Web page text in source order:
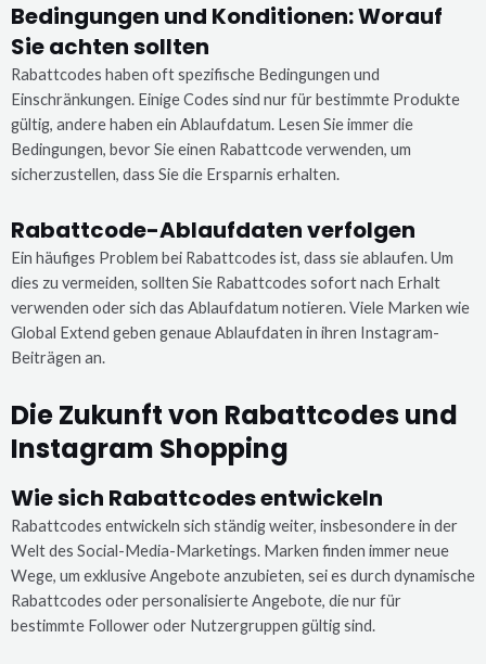
Bedingungen und Konditionen: Worauf
Sie achten sollten
Rabattcodes haben oft spezifische Bedingungen und
Einschränkungen. Einige Codes sind nur für bestimmte Produkte
gültig, andere haben ein Ablaufdatum. Lesen Sie immer die
Bedingungen, bevor Sie einen Rabattcode verwenden, um
sicherzustellen, dass Sie die Ersparnis erhalten.
Rabattcode-Ablaufdaten verfolgen
Ein häufiges Problem bei Rabattcodes ist, dass sie ablaufen. Um
dies zu vermeiden, sollten Sie Rabattcodes sofort nach Erhalt
verwenden oder sich das Ablaufdatum notieren. Viele Marken wie
Global Extend geben genaue Ablaufdaten in ihren Instagram-
Beiträgen an.
Die Zukunft von Rabattcodes und
Instagram Shopping
Wie sich Rabattcodes entwickeln
Rabattcodes entwickeln sich ständig weiter, insbesondere in der
Welt des Social-Media-Marketings. Marken finden immer neue
Wege, um exklusive Angebote anzubieten, sei es durch dynamische
Rabattcodes oder personalisierte Angebote, die nur für
bestimmte Follower oder Nutzergruppen gültig sind.